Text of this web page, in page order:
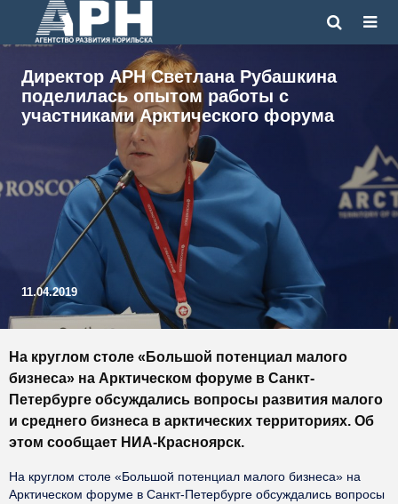
Директор АРН Светлана Рубашкина
поделилась опытом работы с
участниками Арктического форума
11.04.2019
На круглом столе «Большой потенциал малого
бизнеса» на Арктическом форуме в Санкт-
Петербурге обсуждались вопросы развития малого
и среднего бизнеса в арктических территориях. Об
этом сообщает НИА-Красноярск.
На круглом столе «Большой потенциал малого бизнеса» на
Арктическом форуме в Санкт-Петербурге обсуждались вопросы